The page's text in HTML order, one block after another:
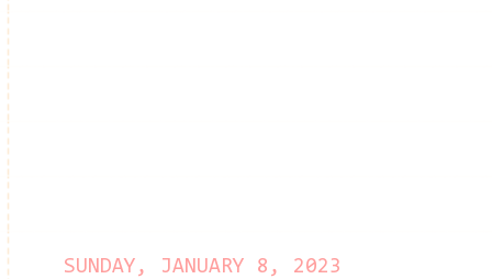
SUNDAY, JANUARY 8, 2023